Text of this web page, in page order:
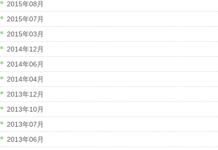
2015年08月
2015年07月
2015年03月
2014年12月
2014年06月
2014年04月
2013年12月
2013年10月
2013年07月
2013年06月